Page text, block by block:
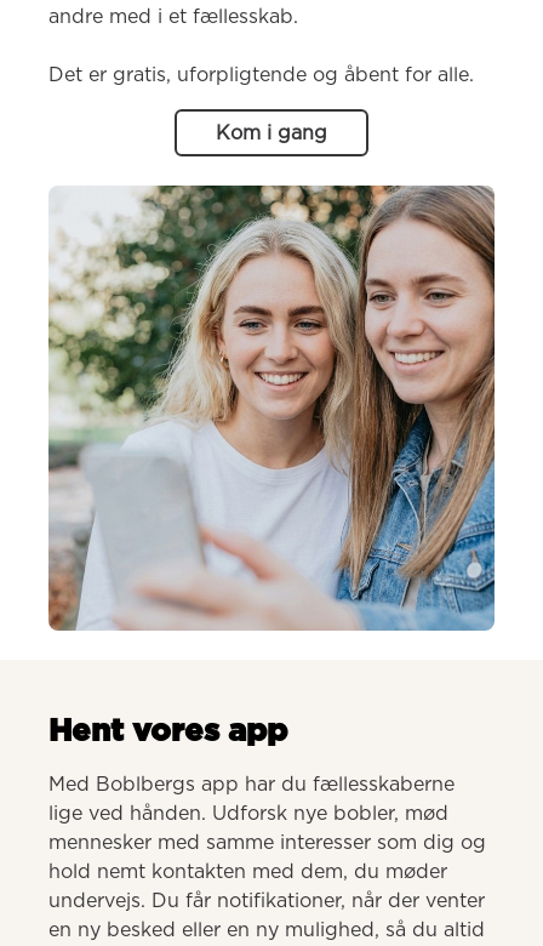
andre med i et fællesskab.
Det er gratis, uforpligtende og åbent for alle.
Kom i gang
Hent vores app
Med Boblbergs app har du fællesskaberne
lige ved hånden. Udforsk nye bobler, mød
mennesker med samme interesser som dig og
hold nemt kontakten med dem, du møder
undervejs. Du får notifikationer, når der venter
en ny besked eller en ny mulighed, så du altid